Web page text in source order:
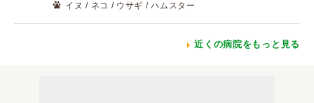
イヌ / ネコ / ウサギ / ハムスター
近くの病院をもっと見る